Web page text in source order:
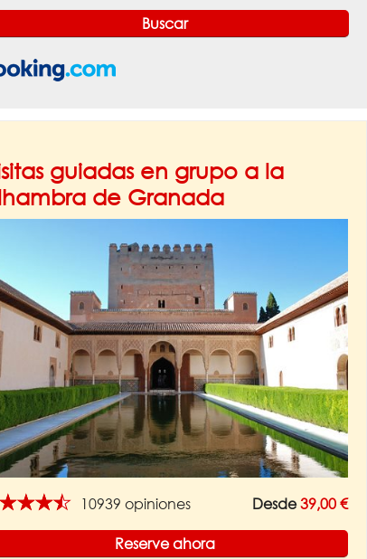
guiadas en grupo a la
de Granada
10939 opiniones Desde39,00 €
Reserve ahora